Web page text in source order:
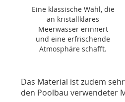
Eine klassische Wahl, die
an kristallklares
Meerwasser erinnert
und eine erfrischende
Atmosphäre schafft.
Das Material ist zudem
den Poolbau verwendeter